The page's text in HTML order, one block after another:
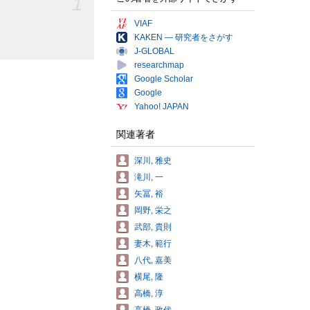
VIAF
KAKEN — 研究者をさがす
J-GLOBAL
researchmap
Google Scholar
Google
Yahoo! JAPAN
関連著者
深川, 雅史
滝川, 一
矢冨, 裕
岡野, 栄之
武部, 貴則
妻木, 範行
八代, 嘉美
横尾, 隆
高橋, 淳